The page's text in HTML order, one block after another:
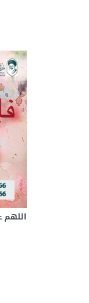
اللهم